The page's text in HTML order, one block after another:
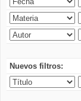
Nuevos filtros: